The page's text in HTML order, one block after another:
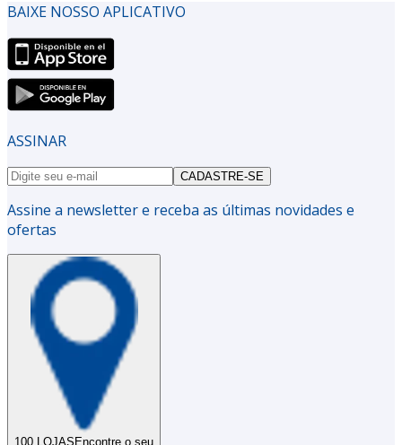
BAIXE NOSSO APLICATIVO
ASSINAR
CADASTRE-SE
Assine a newsletter e receba as últimas novidades e
ofertas
100 LOJAS Encontre o seu